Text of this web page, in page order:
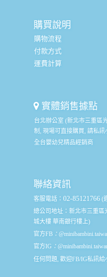
購買說明
購物流程
付款方式
運費計算
實體銷售據點
台北辦公室 (新北市三重區
制, 現場可直接購買, 請私
全台嬰幼兒精品經銷商
聯絡資訊
客服電話： 02-85121766 (
總公司地址： 新北市三重區
城大樓 華南銀行樓上)
官方FB ：
官方IG ：
任何問題, 歡迎FB/IG私訊給